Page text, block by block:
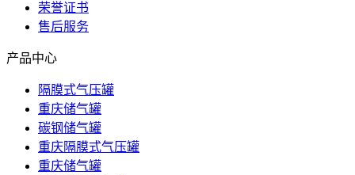
荣誉证书
售后服务
产品中心
隔膜式气压罐
重庆储气罐
碳钢储气罐
重庆隔膜式气压罐
重庆储气罐